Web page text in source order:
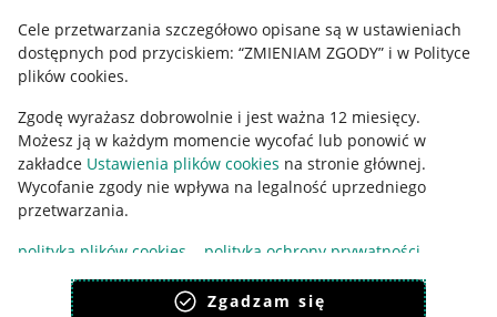
Cele przetwarzania szczegółowo opisane są w ustawieniach
dostępnych pod przyciskiem: “ZMIENIAM ZGODY” i w Polityce
plików cookies.
Zgodę wyrażasz dobrowolnie i jest ważna 12 miesięcy.
Możesz ją w każdym momencie wycofać lub ponowić w
zakładce Ustawienia plików cookies na stronie głównej.
Wycofanie zgody nie wpływa na legalność uprzedniego
przetwarzania.
polityka plików cookies
polityka ochrony prywatności
Zgadzam się
Udostępnianie lokalizacji
Informacje dla Aktu o Usługach Cyfrowych
Pobierz aplikację